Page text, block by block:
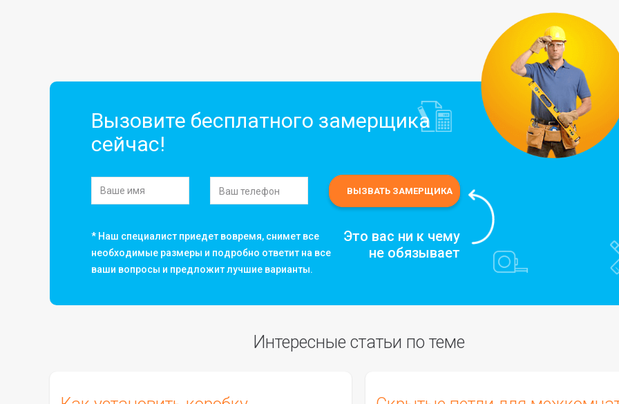
Вызовите бесплатного замерщика
сейчас!
Это вас ни к чему
не обязывает
* Наш специалист приедет вовремя, снимет все
необходимые размеры и подробно ответит на все
ваши вопросы и предложит лучшие варианты.
Интересные статьи по теме